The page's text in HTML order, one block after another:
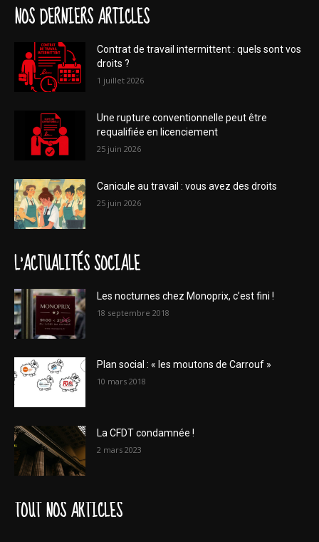
NOS DERNIERS ARTICLES
Contrat de travail intermittent : quels sont vos
droits ?
1 juillet 2026
Une rupture conventionnelle peut être
requalifiée en licenciement
25 juin 2026
Canicule au travail : vous avez des droits
25 juin 2026
L'ACTUALITÉS SOCIALE
Les nocturnes chez Monoprix, c’est fini !
18 septembre 2018
Plan social : « les moutons de Carrouf »
10 mars 2018
La CFDT condamnée !
2 mars 2023
TOUT NOS ARTICLES